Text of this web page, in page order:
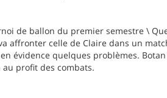
de ballon du premier semestre \
affronter celle de Claire dans un
évidence quelques problèmes.
profit des combats.